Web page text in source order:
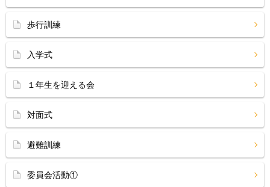
歩行訓練
入学式
１年生を迎える会
対面式
避難訓練
委員会活動①